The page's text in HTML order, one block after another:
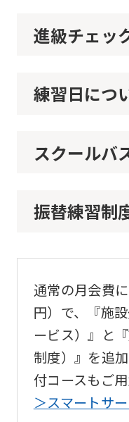
進級チェッ
練習日につ
スクールバ
振替練習制
通常の月会費
円）で、『施
ービス）』と
制度）』を追
付コースもご用
＞スマートサ